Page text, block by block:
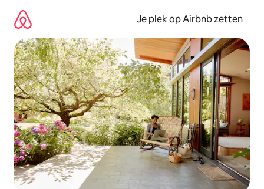
direct
naar
inhoud
Je plek op Airbnb zetten